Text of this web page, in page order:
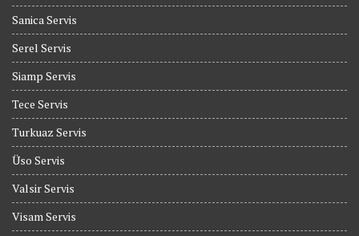
Sanica Servis
Serel Servis
Siamp Servis
Tece Servis
Turkuaz Servis
Üso Servis
Valsir Servis
Visam Servis